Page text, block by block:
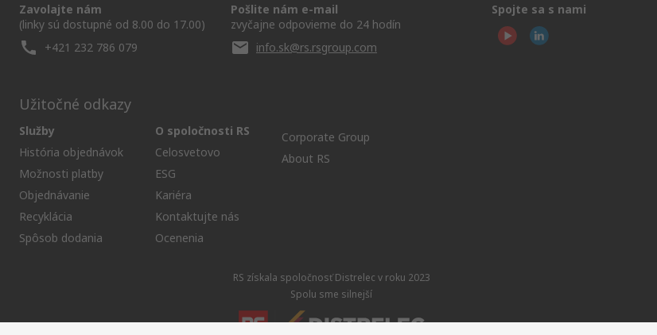
Zavolajte nám
(linky sú dostupné od 8.00 do 17.00)
+421 232 786 079
Pošlite nám e-mail
zvyčajne odpovieme do 24 hodín
info.sk@rs.rsgroup.com
Spojte sa s nami
Užitočné odkazy
Služby
História objednávok
Možnosti platby
Objednávanie
Recyklácia
Spôsob dodania
O spoločnosti RS
Celosvetovo
ESG
Kariéra
Kontaktujte nás
Ocenenia
Corporate Group
About RS
RS získala spoločnosť Distrelec v roku 2023
Spolu sme silnejší